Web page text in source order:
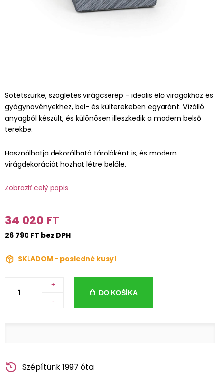
Sötétszürke, szögletes virágcserép - ideális élő virágokhoz és
gyógynövényekhez, bel- és külterekeben egyaránt. Vízálló
anyagból készült, és különösen illeszkedik a modern belső
terekbe.
Használhatja dekorálható tárolóként is, és modern
virágdekorációt hozhat létre belőle.
Zobraziť celý popis
34 020 FT
26 790 FT bez DPH
SKLADOM - posledné kusy!
+
-
DO KOŠÍKA
Szépítünk 1997 óta